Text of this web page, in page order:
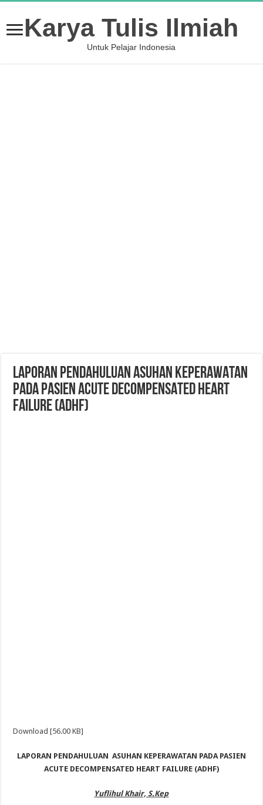
Karya Tulis Ilmiah
Untuk Pelajar Indonesia
LAPORAN PENDAHULUAN ASUHAN KEPERAWATAN
PADA PASIEN ACUTE DECOMPENSATED HEART
FAILURE (ADHF)
Download [56.00 KB]
LAPORAN PENDAHULUAN ASUHAN KEPERAWATAN PADA PASIEN
ACUTE DECOMPENSATED HEART FAILURE (ADHF)
Yuflihul Khair, S.Kep